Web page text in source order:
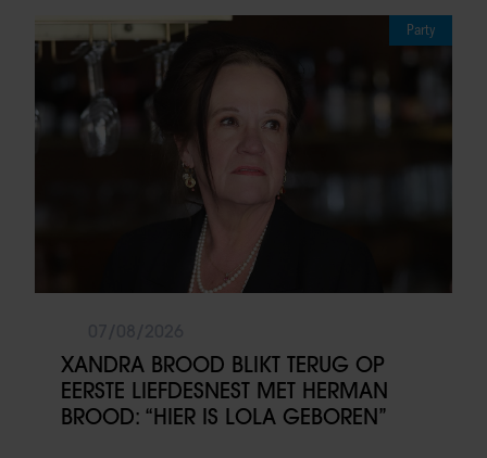
Party
XANDRA BROOD BLIKT TERUG OP
EERSTE LIEFDESNEST MET HERMAN
BROOD: “HIER IS LOLA GEBOREN”